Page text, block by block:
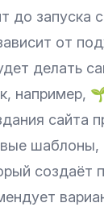
до запуска
от
делать
например,
сайта
шаблоны,
создаёт